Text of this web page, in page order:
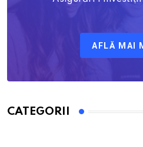
AFLĂ MAI
CATEGORII